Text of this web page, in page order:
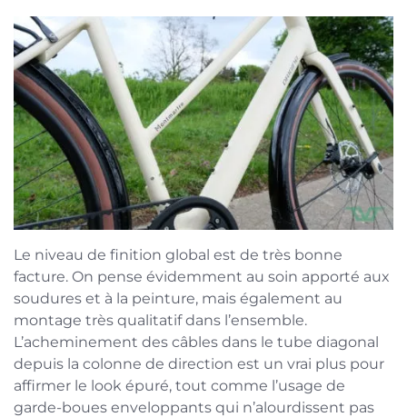
Le niveau de finition global est de très bonne
facture. On pense évidemment au soin apporté aux
soudures et à la peinture, mais également au
montage très qualitatif dans l’ensemble.
L’acheminement des câbles dans le tube diagonal
depuis la colonne de direction est un vrai plus pour
affirmer le look épuré, tout comme l’usage de
garde-boues enveloppants qui n’alourdissent pas